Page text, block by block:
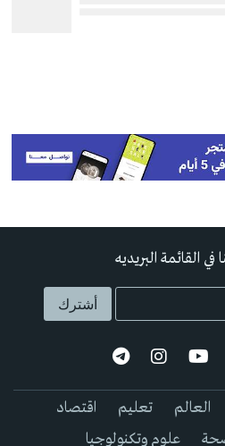
القائمة البريديه
العالم تعليم
اقتصاد
علوم وتكنولوجيا